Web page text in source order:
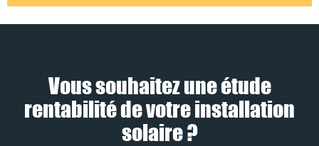
Vous souhaitez une étude
rentabilité de votre installation
solaire ?